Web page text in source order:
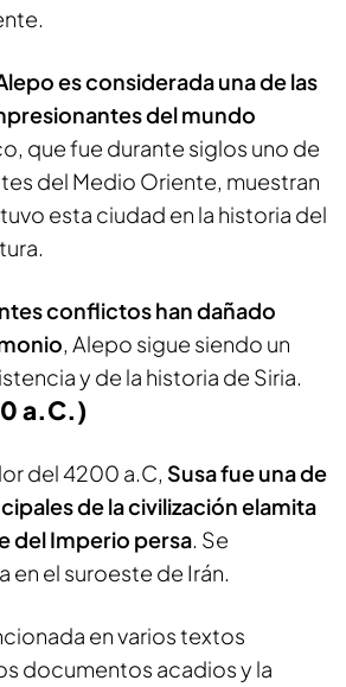
es considerada una de las
del mundo
que fue durante siglos uno de
del Medio Oriente, muestran
esta ciudad en la historia del
conflictos han dañado
, Alepo sigue siendo un
y de la historia de Siria.
a.C.)
del 4200 a.C, Susa fue una de
de la civilización elamita
del Imperio persa. Se
en el suroeste de Irán.
en varios textos
documentos acadios y la